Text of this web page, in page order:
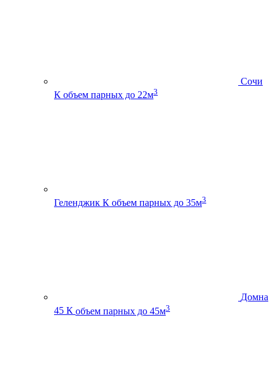
Сочи
К объем парных до 22м3
Геленджик К объем парных до 35м3
Домна
45 К объем парных до 45м3